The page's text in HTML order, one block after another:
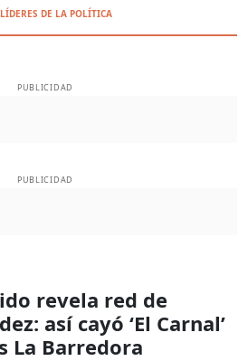
DE LA POLÍTICA
PUBLICIDAD
PUBLICIDAD
revela red de
así cayó ‘El Carnal’
La Barredora